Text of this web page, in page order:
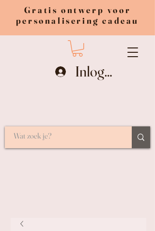
Gratis ontwerp voor
personalisering cadeau
Inloggen